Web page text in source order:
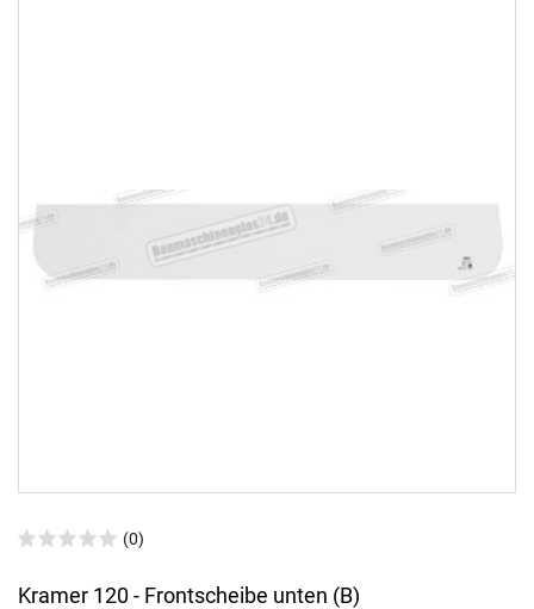
(0)
Kramer 120 - Frontscheibe unten (B)